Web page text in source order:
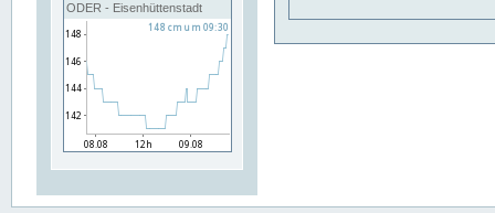
ODER - Eisenhüttenstadt